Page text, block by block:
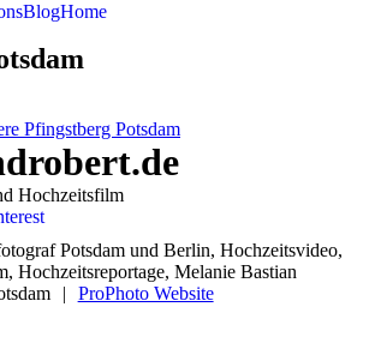
BlogHome
Pfingstberg Potsdam
Hochzeitsfilm
Potsdam und Berlin, Hochzeitsvideo,
Hochzeitsreportage, Melanie Bastian
| ProPhoto Website